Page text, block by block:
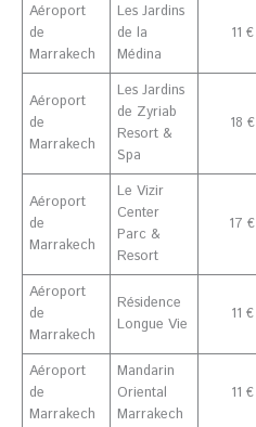
Aéroport
de
Marrakech
Les Jardins
de la
Médina
11 €
Aéroport
de
Marrakech
Les Jardins
de Zyriab
Resort &
Spa
18 €
Aéroport
de
Marrakech
Le Vizir
Center
Parc &
Resort
17 €
Aéroport
de
Marrakech
Résidence
Longue Vie
11 €
Aéroport
de
Marrakech
Mandarin
Oriental
Marrakech
11 €